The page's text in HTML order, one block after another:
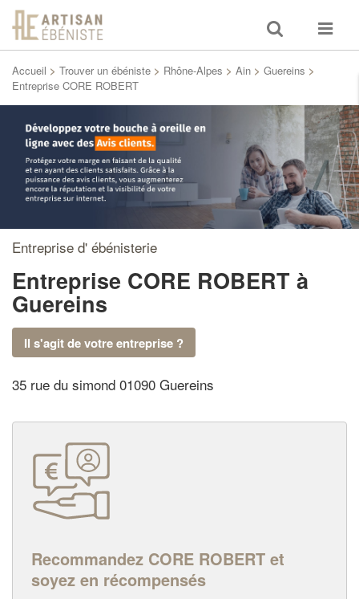
Toggle
search
Toggle
Accueil > Trouver un ébéniste > Rhône-Alpes > Ain > Guereins >
Entreprise CORE ROBERT
Entreprise d' ébénisterie
Entreprise CORE ROBERT à
Guereins
Il s'agit de votre entreprise ?
35 rue du simond 01090 Guereins
Recommandez CORE ROBERT et
soyez en récompensés